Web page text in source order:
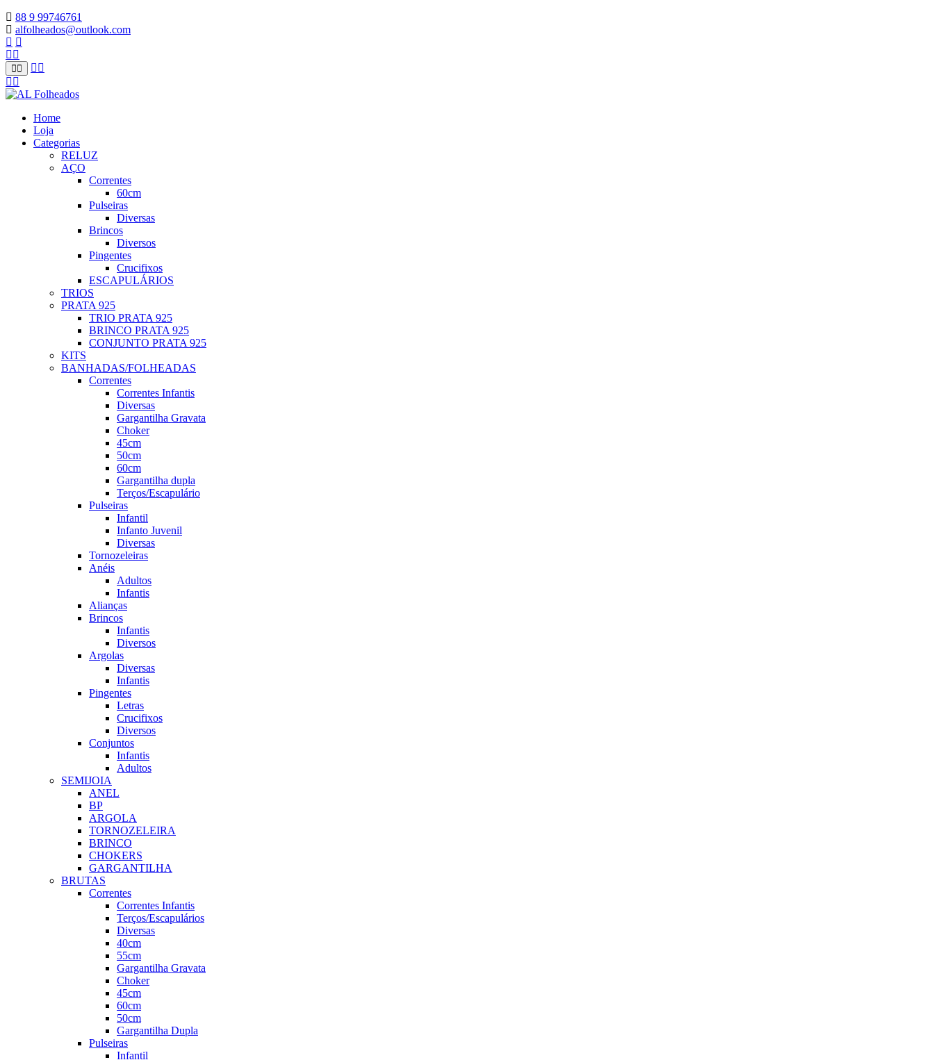
88 9 99746761
alfolheados@outlook.com
Home
Loja
Categorias
RELUZ
AÇO
Correntes
60cm
Pulseiras
Diversas
Brincos
Diversos
Pingentes
Crucifixos
ESCAPULÁRIOS
TRIOS
PRATA 925
TRIO PRATA 925
BRINCO PRATA 925
CONJUNTO PRATA 925
KITS
BANHADAS/FOLHEADAS
Correntes
Correntes Infantis
Diversas
Gargantilha Gravata
Choker
45cm
50cm
60cm
Gargantilha dupla
Terços/Escapulário
Pulseiras
Infantil
Infanto Juvenil
Diversas
Tornozeleiras
Anéis
Adultos
Infantis
Alianças
Brincos
Infantis
Diversos
Argolas
Diversas
Infantis
Pingentes
Letras
Crucifixos
Diversos
Conjuntos
Infantis
Adultos
SEMIJOIA
ANEL
BP
ARGOLA
TORNOZELEIRA
BRINCO
CHOKERS
GARGANTILHA
BRUTAS
Correntes
Correntes Infantis
Terços/Escapulários
Diversas
40cm
55cm
Gargantilha Gravata
Choker
45cm
60cm
50cm
Gargantilha Dupla
Pulseiras
Infantil